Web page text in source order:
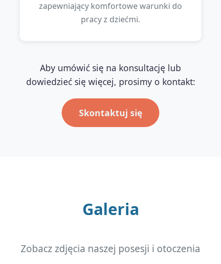
zapewniający komfortowe warunki do
pracy z dziećmi.
Aby umówić się na konsultację lub
dowiedzieć się więcej, prosimy o kontakt:
Skontaktuj się
Galeria
Zobacz zdjęcia naszej posesji i otoczenia